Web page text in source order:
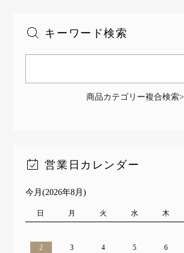
キーワード検索
商品カテゴリー複合検索>
営業日カレンダー
今月(2026年8月)
日 月 火 水 木
2
3 4 5 6